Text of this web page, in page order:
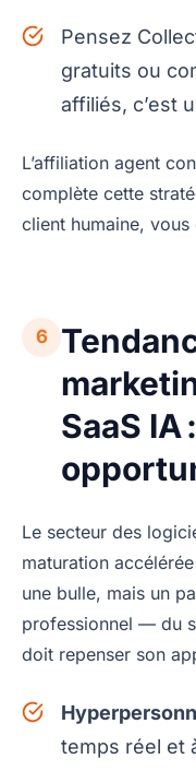
Pensez
gratuits ou
affiliés, c’est
L’affiliation agent
complète cette
client humaine, vous
6
SaaS
Le secteur des
maturation
une bulle, mais un
professionnel — du
doit repenser son
temps réel et